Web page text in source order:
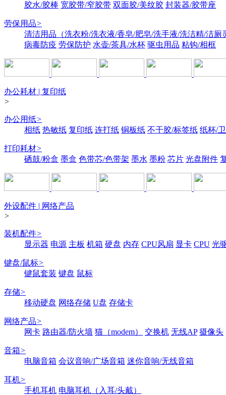
胶水/胶棒 宽胶带/窄胶带 双面胶/美纹胶 封装器/胶带座
劳保用品>
清洁用品（洗衣粉/洗衣液/香皂/肥皂/洗手液/洗洁精/洁厕
病毒防疫 劳保防护 水壶/茶具/水杯 驱虫用品 粘钩/相框
办公耗材 | 复印纸
>
办公用纸>
相纸 热敏纸 复印纸 连打纸 铜板纸 不干胶/标签纸 纸杯/
打印耗材>
硒鼓/粉盒 墨盒 色带芯/色带架 墨水 墨粉 芯片 光盘附件
外设配件 | 网络产品
>
装机配件>
显示器 电源 主板 机箱 硬盘 内存 CPU风扇 显卡 CPU 光
键盘/鼠标>
键鼠套装 键盘 鼠标
存储>
移动硬盘 网络存储 U盘 存储卡
网络产品>
网卡 路由器/防火墙 猫（modem） 交换机 无线AP 摄像头
音箱>
电脑音箱 会议音响/广场音箱 迷你音响/无线音箱
耳机>
手机耳机 电脑耳机（入耳/头戴）